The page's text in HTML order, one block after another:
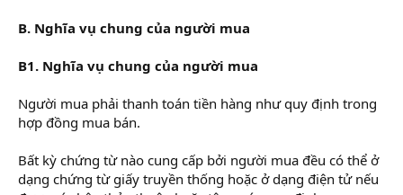
B. Nghĩa vụ chung của người mua
B1. Nghĩa vụ chung của người mua
Người mua phải thanh toán tiền hàng như quy định trong
hợp đồng mua bán.
Bất kỳ chứng từ nào cung cấp bởi người mua đều có thể ở
dạng chứng từ giấy truyền thống hoặc ở dạng điện tử nếu